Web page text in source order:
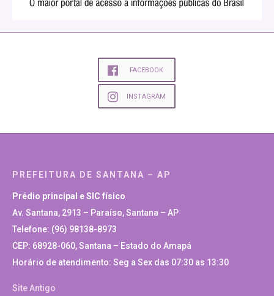
FACEBOOK
INSTAGRAM
PREFEITURA DE SANTANA – AP
Prédio principal e SIC físico
Av. Santana, 2913 – Paraíso, Santana – AP
Telefone: (96) 98138-8973
CEP: 68928-060, Santana – Estado do Amapá
Horário de atendimento: Seg a Sex das 07:30 as 13:30
Site Antigo